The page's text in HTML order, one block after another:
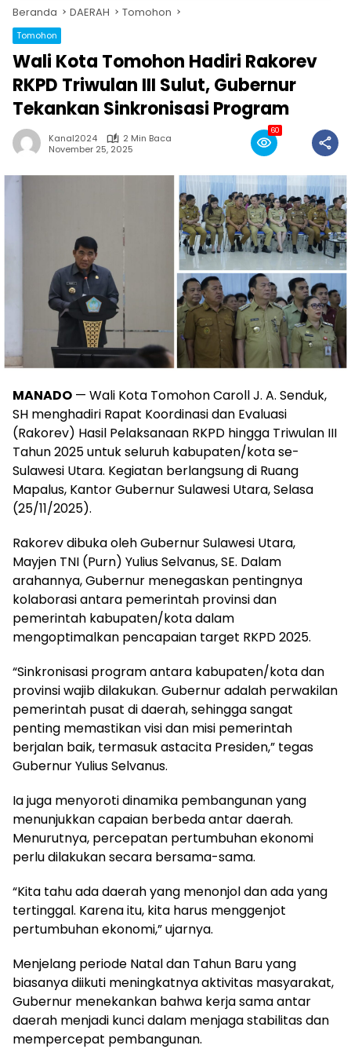
Beranda DAERAH Tomohon
Tomohon
Wali Kota Tomohon Hadiri Rakorev
RKPD Triwulan III Sulut, Gubernur
Tekankan Sinkronisasi Program
Kanal2024
2 Min Baca
November 25, 2025
60
MANADO — Wali Kota Tomohon Caroll J. A. Senduk,
SH menghadiri Rapat Koordinasi dan Evaluasi
(Rakorev) Hasil Pelaksanaan RKPD hingga Triwulan III
Tahun 2025 untuk seluruh kabupaten/kota se-
Sulawesi Utara. Kegiatan berlangsung di Ruang
Mapalus, Kantor Gubernur Sulawesi Utara, Selasa
(25/11/2025).
Rakorev dibuka oleh Gubernur Sulawesi Utara,
Mayjen TNI (Purn) Yulius Selvanus, SE. Dalam
arahannya, Gubernur menegaskan pentingnya
kolaborasi antara pemerintah provinsi dan
pemerintah kabupaten/kota dalam
mengoptimalkan pencapaian target RKPD 2025.
“Sinkronisasi program antara kabupaten/kota dan
provinsi wajib dilakukan. Gubernur adalah perwakilan
pemerintah pusat di daerah, sehingga sangat
penting memastikan visi dan misi pemerintah
berjalan baik, termasuk astacita Presiden,” tegas
Gubernur Yulius Selvanus.
Ia juga menyoroti dinamika pembangunan yang
menunjukkan capaian berbeda antar daerah.
Menurutnya, percepatan pertumbuhan ekonomi
perlu dilakukan secara bersama-sama.
“Kita tahu ada daerah yang menonjol dan ada yang
tertinggal. Karena itu, kita harus menggenjot
pertumbuhan ekonomi,” ujarnya.
Menjelang periode Natal dan Tahun Baru yang
biasanya diikuti meningkatnya aktivitas masyarakat,
Gubernur menekankan bahwa kerja sama antar
daerah menjadi kunci dalam menjaga stabilitas dan
mempercepat pembangunan.